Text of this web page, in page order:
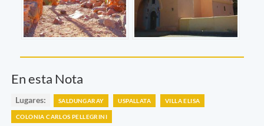
En esta Nota
Lugares: SALDUNGARAY USPALLATA VILLA ELISA
COLONIA CARLOS PELLEGRINI